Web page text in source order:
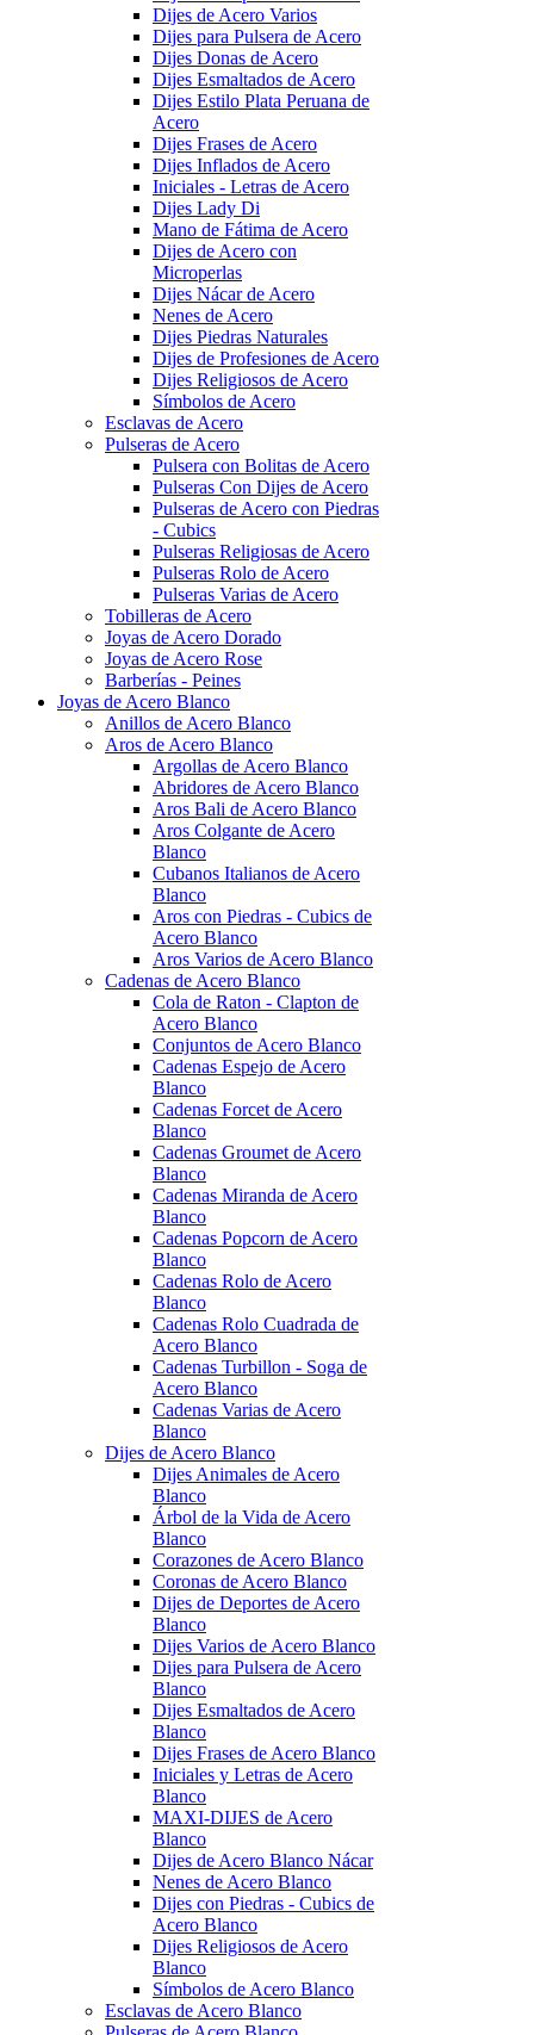
Dijes de Acero Varios
Dijes para Pulsera de Acero
Dijes Donas de Acero
Dijes Esmaltados de Acero
Dijes Estilo Plata Peruana de
Acero
Dijes Frases de Acero
Dijes Inflados de Acero
Iniciales - Letras de Acero
Dijes Lady Di
Mano de Fátima de Acero
Dijes de Acero con
Microperlas
Dijes Nácar de Acero
Nenes de Acero
Dijes Piedras Naturales
Dijes de Profesiones de Acero
Dijes Religiosos de Acero
Símbolos de Acero
Esclavas de Acero
Pulseras de Acero
Pulsera con Bolitas de Acero
Pulseras Con Dijes de Acero
Pulseras de Acero con Piedras
- Cubics
Pulseras Religiosas de Acero
Pulseras Rolo de Acero
Pulseras Varias de Acero
Tobilleras de Acero
Joyas de Acero Dorado
Joyas de Acero Rose
Barberías - Peines
Joyas de Acero Blanco
Anillos de Acero Blanco
Aros de Acero Blanco
Argollas de Acero Blanco
Abridores de Acero Blanco
Aros Bali de Acero Blanco
Aros Colgante de Acero
Blanco
Cubanos Italianos de Acero
Blanco
Aros con Piedras - Cubics de
Acero Blanco
Aros Varios de Acero Blanco
Cadenas de Acero Blanco
Cola de Raton - Clapton de
Acero Blanco
Conjuntos de Acero Blanco
Cadenas Espejo de Acero
Blanco
Cadenas Forcet de Acero
Blanco
Cadenas Groumet de Acero
Blanco
Cadenas Miranda de Acero
Blanco
Cadenas Popcorn de Acero
Blanco
Cadenas Rolo de Acero
Blanco
Cadenas Rolo Cuadrada de
Acero Blanco
Cadenas Turbillon - Soga de
Acero Blanco
Cadenas Varias de Acero
Blanco
Dijes de Acero Blanco
Dijes Animales de Acero
Blanco
Árbol de la Vida de Acero
Blanco
Corazones de Acero Blanco
Coronas de Acero Blanco
Dijes de Deportes de Acero
Blanco
Dijes Varios de Acero Blanco
Dijes para Pulsera de Acero
Blanco
Dijes Esmaltados de Acero
Blanco
Dijes Frases de Acero Blanco
Iniciales y Letras de Acero
Blanco
MAXI-DIJES de Acero
Blanco
Dijes de Acero Blanco Nácar
Nenes de Acero Blanco
Dijes con Piedras - Cubics de
Acero Blanco
Dijes Religiosos de Acero
Blanco
Símbolos de Acero Blanco
Esclavas de Acero Blanco